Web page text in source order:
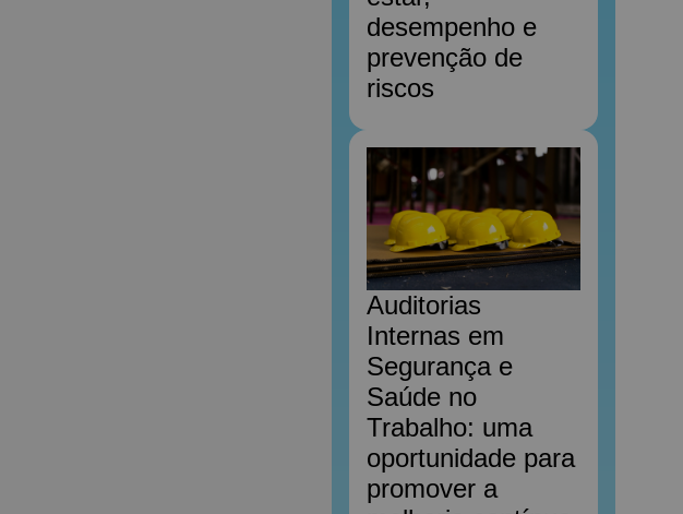
desempenho e
prevenção de
riscos
Auditorias
Internas em
Segurança e
Saúde no
Trabalho: uma
oportunidade para
promover a